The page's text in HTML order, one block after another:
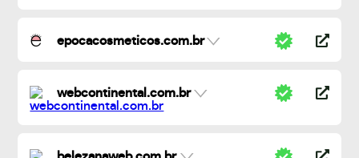
epocacosmeticos.com.br
webcontinental.com.br